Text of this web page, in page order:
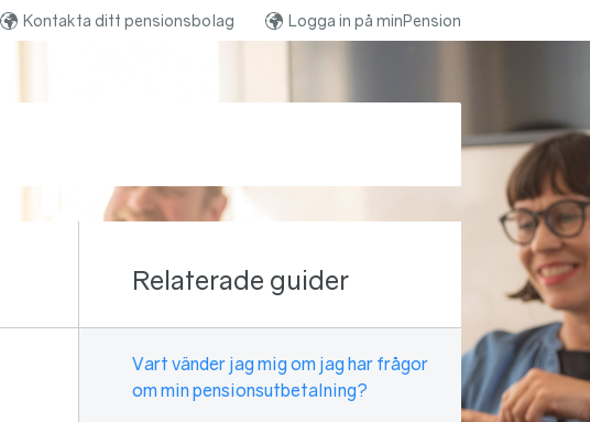
Kontakta ditt pensionsbolag Logga in på minPension
Relaterade guider
Vart vänder jag mig om jag har frågor
om min pensionsutbetalning?